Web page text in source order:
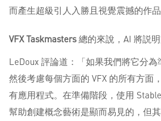
而產生超級引人入勝且視覺震撼的作品
VFX Taskmasters總的來說，AI 將説明
LeDoux 評論道：「如果我們將它分為
然後考慮每個方面的 VFX 的所有方面
有應用程式。在準備階段，使用
幫助創建概念藝術是顯而易見的，但